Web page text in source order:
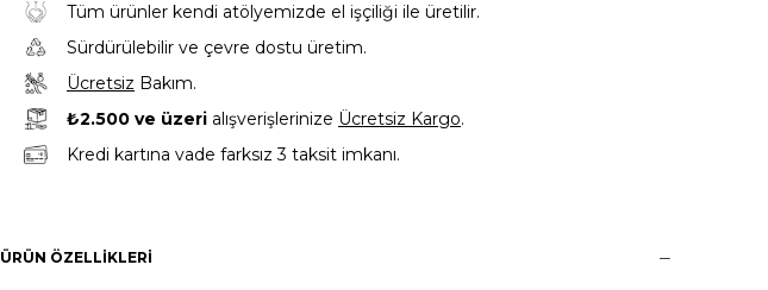
Tüm ürünler kendi atölyemizde el işçiliği ile üretilir.
Sürdürülebilir ve çevre dostu üretim.
Ücretsiz Bakım.
₺2.500 ve üzeri alışverişlerinize Ücretsiz Kargo.
Kredi kartına vade farksız 3 taksit imkanı.
ÜRÜN ÖZELLIKLERI